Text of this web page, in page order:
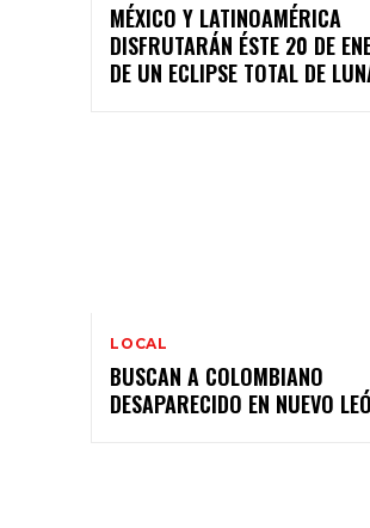
MÉXICO Y LATINOAMÉRICA
DISFRUTARÁN ÉSTE 20 DE
DE UN ECLIPSE TOTAL DE
LOCAL
BUSCAN A COLOMBIANO
DESAPARECIDO EN NUEVO